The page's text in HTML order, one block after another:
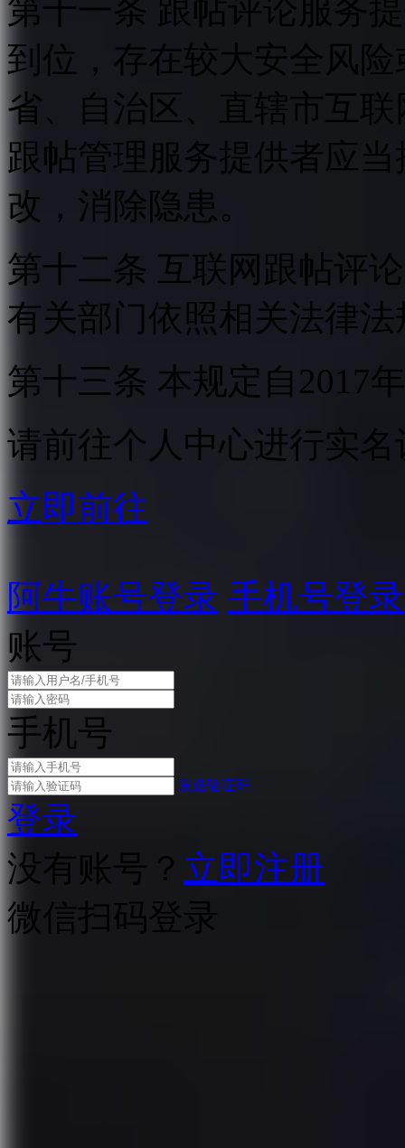
第十一条 跟帖评论服务
到位，存在较大安全风
省、自治区、直辖市互
跟帖管理服务提供者应
改，消除隐患。
第十二条 互联网跟帖评
有关部门依照相关法律
第十三条 本规定自2017
请前往个人中心进行实名
立即前往
阿牛账号登录 手机号登录
账号
手机号
发送验证码
登录
没有账号？ 立即注册
微信扫码登录